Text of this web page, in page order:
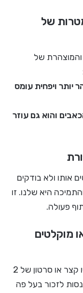
של
של
יותר ויפחית עומס
והוא גם עוזר
אותו ולא בודקים
היא שלנו. זו
פעולה.
או מוקלטים
דפי תרגול, דפי משימות שבועיים, אודיו קצר או סרטון של 2
לזכור בעל פה